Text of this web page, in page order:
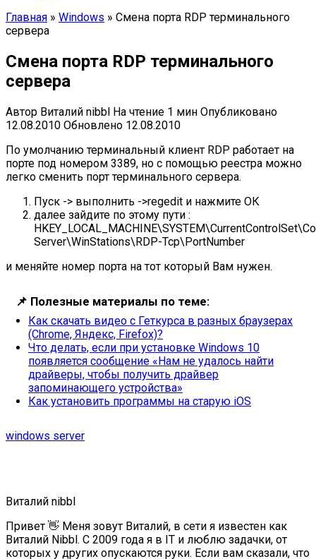
Главная » Windows » Смена порта RDP терминального
сервера
Смена порта RDP терминального
сервера
Автор Виталий nibbl На чтение 1 мин Опубликовано
12.08.2010 Обновлено 12.08.2010
По умолчанию терминальный клиент RDP работает на
порте под номером 3389, но с помощью реестра можно
легко сменить порт терминального сервера.
Пуск -> выполнить ->regedit и нажмите ОК
далее зайдите по этому пути :
Server\WinStations\RDP-Tcp\PortNumber
и меняйте номер порта на тот который Вам нужен.
📌 Полезные материалы по теме:
Как скачать видео с Геткурса в разных браузерах
(Chrome, Яндекс, Firefox)?
Что делать, если при установке Windows 10
появляется сообщение «Нам не удалось найти
драйверы, чтобы получить драйвер
запоминающего устройства»
Как установить программы на старую iOS
windows server
Виталий nibbl
Привет 👋 Меня зовут Виталий, в сети я известен как
Виталий Nibbl. С 2009 года я в IT и люблю задачки, от
которых у других опускаются руки. Если вам сказали, что